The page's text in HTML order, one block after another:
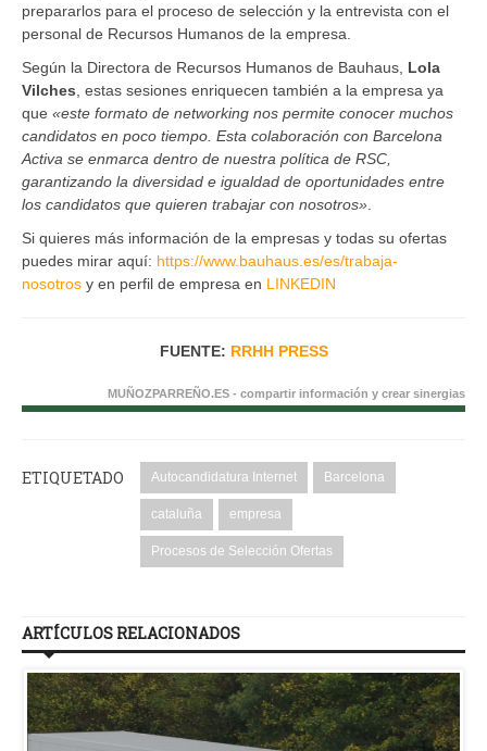
prepararlos para el proceso de selección y la entrevista con el
personal de Recursos Humanos de la empresa.
Según la Directora de Recursos Humanos de Bauhaus, Lola
Vilches , estas sesiones enriquecen también a la empresa ya
que «este formato de networking nos permite conocer muchos
candidatos en poco tiempo. Esta colaboración con Barcelona
Activa se enmarca dentro de nuestra política de RSC,
garantizando la diversidad e igualdad de oportunidades entre
los candidatos que quieren trabajar con nosotros»
Si quieres más información de la empresas y todas su ofertas
puedes mirar aquí: https://www.bauhaus.es/es/trabaja-
nosotros y en perfil de empresa en LINKEDIN
FUENTE: RRHH PRESS
MUÑOZPARREÑO.ES - compartir información y crear sinergias
ETIQUETADO Autocandidatura Internet Barcelona
cataluña empresa
Procesos de Selección Ofertas
ARTÍCULOS RELACIONADOS